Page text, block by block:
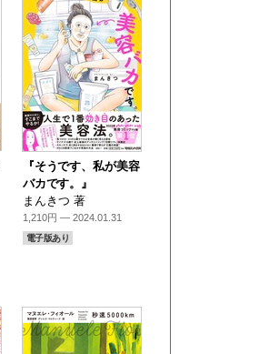
『そうです、私が美容
バカです。』
まんきつ 著
1,210円 — 2024.01.31
電子版あり